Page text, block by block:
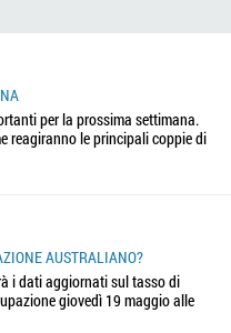
per la prossima settimana.
reagiranno le principali coppie di
AUSTRALIANO?
i dati aggiornati sul tasso di
giovedì 19 maggio alle